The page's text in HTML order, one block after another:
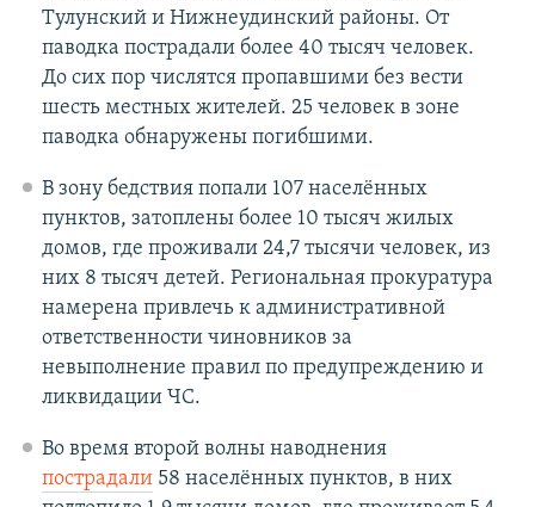
Тулунский и Нижнеудинский районы. От
паводка пострадали более 40 тысяч человек.
До сих пор числятся пропавшими без вести
шесть местных жителей. 25 человек в зоне
паводка обнаружены погибшими.
В зону бедствия попали 107 населённых
пунктов, затоплены более 10 тысяч жилых
домов, где проживали 24,7 тысячи человек, из
них 8 тысяч детей. Региональная прокуратура
намерена привлечь к административной
ответственности чиновников за
невыполнение правил по предупреждению и
ликвидации ЧС.
Во время второй волны наводнения
пострадали58 населённых пунктов, в них